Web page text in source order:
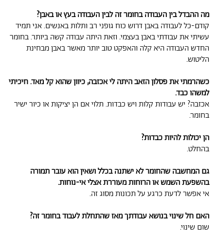
מה ההבדל בין העבודה בחומר זה לבין העבודה בעץ או באבן?
קודם-כל לעבודה באבן דרוש כוח גופני רב ותלות באנשים. אני תמיד
עשיתי את עבודתי באבן בעצמי. וזאת היתה עבודה קשה ביותר. בחומר
החדש העבודה היא קלה והאפקט טוב יותר מאשר באבן מבחינת
הליטוש.
כשהרמתי את פסלון הזאב היתה לי אכזבה, כיוון שהוא קל מאד. חיכיתי
למשהו כבד.
אכזבה? יש עבודות קלות ויש כבדות. תלוי אם הן יציקות או כיור ישיר
בחומר.
הן יכולות להיות כבדות?
בהחלט.
גם המחשבה שהחומר לא ישתנה בכלל ושאין הוא עובר תמורה
בהשפעת השמש או הרוחות מעוררת אצלי אי-נוחות.
אי אפשר לדעת כרגע על תכונות מסוג זה.
האם חל שינוי בנושא עבודתך מאז שהתחלת לעבוד בחומר זה?
שום שינוי.